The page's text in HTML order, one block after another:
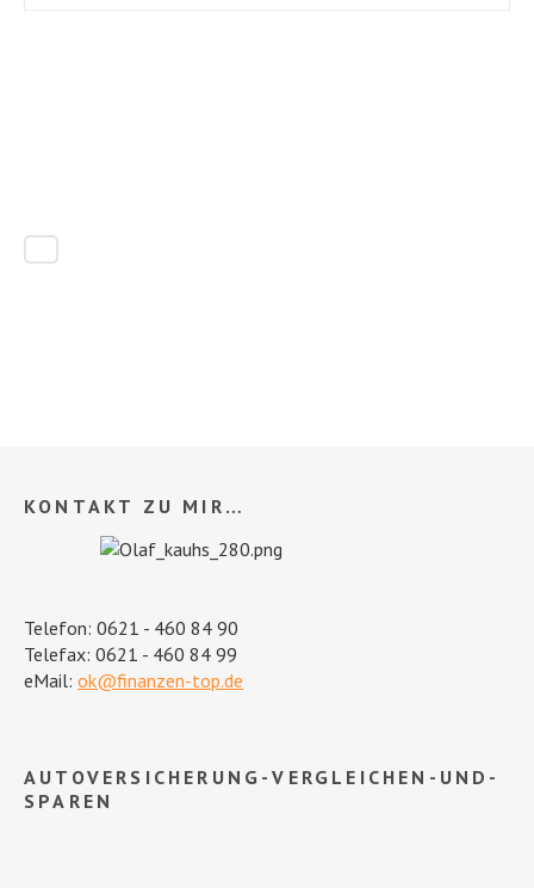
KONTAKT ZU MIR…
Telefon: 0621 - 460 84 90
Telefax: 0621 - 460 84 99
eMail: ok@finanzen-top.de
AUTOVERSICHERUNG-VERGLEICHEN-UND-
SPAREN